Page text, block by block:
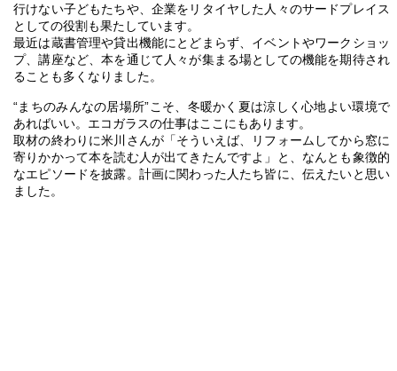
行けない子どもたちや、企業をリタイヤした人々のサードプレイス
としての役割も果たしています。
最近は蔵書管理や貸出機能にとどまらず、イベントやワークショッ
プ、講座など、本を通じて人々が集まる場としての機能を期待され
ることも多くなりました。
“まちのみんなの居場所”こそ、冬暖かく夏は涼しく心地よい環境で
あればいい。エコガラスの仕事はここにもあります。
取材の終わりに米川さんが「そういえば、リフォームしてから窓に
寄りかかって本を読む人が出てきたんですよ」と、なんとも象徴的
なエピソードを披露。計画に関わった人たち皆に、伝えたいと思い
ました。